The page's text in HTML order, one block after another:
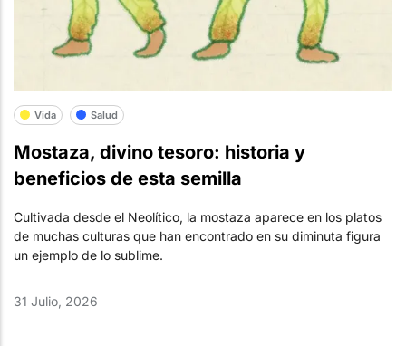
Vida Salud
Mostaza, divino tesoro: historia y
beneficios de esta semilla
Cultivada desde el Neolítico, la mostaza aparece en los platos
de muchas culturas que han encontrado en su diminuta figura
un ejemplo de lo sublime.
31 Julio, 2026